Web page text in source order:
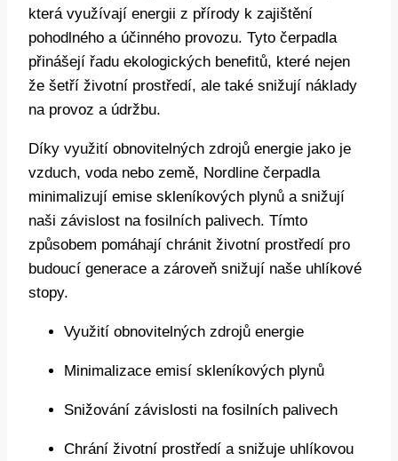
která využívají energii z přírody k zajištění
pohodlného a účinného provozu. Tyto čerpadla
přinášejí řadu ekologických benefitů, které nejen
že šetří životní prostředí, ale také snižují náklady
na provoz a údržbu.
Díky využití obnovitelných zdrojů energie jako je
vzduch, voda nebo země, Nordline čerpadla
minimalizují emise skleníkových plynů a snižují
naši závislost na fosilních palivech. Tímto
způsobem pomáhají chránit životní prostředí pro
budoucí generace a zároveň snižují naše uhlíkové
stopy.
Využití obnovitelných zdrojů energie
Minimalizace emisí skleníkových plynů
Snižování závislosti na fosilních palivech
Chrání životní prostředí a snižuje uhlíkovou